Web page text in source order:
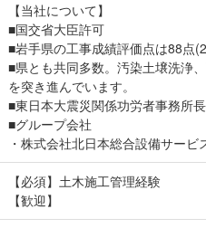
【当社について】
■国交省大臣許可
■岩手県の工事成績評価点は88点
■県とも共同多数。汚染土壌洗浄
を突き進んでいます。
■東日本大震災関係功労者事務所
■グループ会社
・株式会社北日本総合設備サー
【必須】土木施工管理経験
【歓迎】